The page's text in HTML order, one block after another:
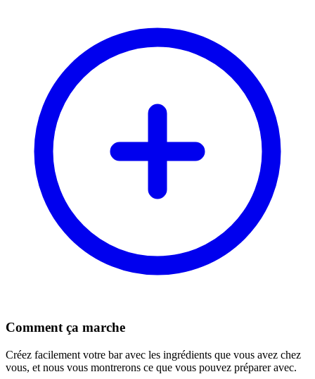
Comment ça marche
Créez facilement votre bar avec les ingrédients que vous avez chez
vous, et nous vous montrerons ce que vous pouvez préparer avec.